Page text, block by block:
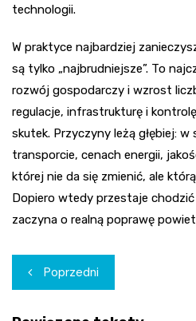
technologii.
W praktyce najbardziej
są tylko „najbrudniejsze”. To
rozwój gospodarczy i wzrost
regulacje, infrastrukturę i
skutek. Przyczyny leżą głębiej:
transporcie, cenach energii,
której nie da się zmienić, ale
Dopiero wtedy przestaje
zaczyna o realną poprawę
Nawigacja
wpisu
Poprzedni